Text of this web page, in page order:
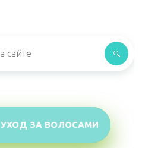
УХОД ЗА ВОЛОСАМИ